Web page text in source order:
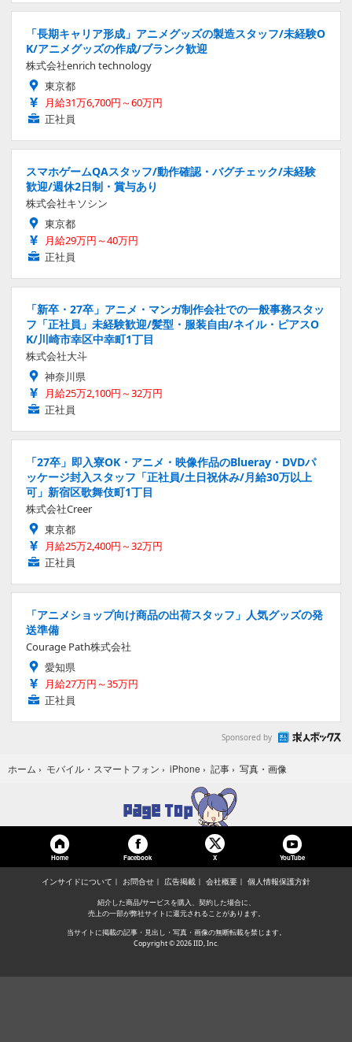
「長期キャリア形成」アニメグッズの製造スタッフ/未経験O
K/アニメグッズの作成/ブランク歓迎
株式会社enrich technology
東京都
月給31万6,700円～60万円
正社員
スマホゲームQAスタッフ/動作確認・バグチェック/未経験
歓迎/週休2日制・賞与あり
株式会社キソシン
東京都
月給29万円～40万円
正社員
「新卒・27卒」アニメ・マンガ制作会社での一般事務スタッ
フ「正社員」未経験歓迎/髪型・服装自由/ネイル・ピアスO
K/川崎市幸区中幸町1丁目
株式会社大斗
神奈川県
月給25万2,100円～32万円
正社員
「27卒」即入寮OK・アニメ・映像作品のBlueray・DVDパ
ッケージ封入スタッフ「正社員/土日祝休み/月給30万以上
可」新宿区歌舞伎町1丁目
株式会社Creer
東京都
月給25万2,400円～32万円
正社員
「アニメショップ向け商品の出荷スタッフ」人気グッズの発
送準備
Courage Path株式会社
愛知県
月給27万円～35万円
正社員
Sponsored by
ホーム › モバイル・スマートフォン › iPhone › 記事 › 写真・画像
Home Facebook X YouTube
インサイドについて お問合せ 広告掲載 会社概要 個人情報保護方針
紹介した商品/サービスを購入、契約した場合に、
売上の一部が弊社サイトに還元されることがあります。
当サイトに掲載の記事・見出し・写真・画像の無断転載を禁じます。
Copyright © 2026 IID, Inc.